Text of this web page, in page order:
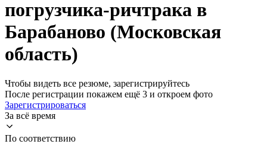
погрузчика-ричтрака в
Барабаново (Московская
область)
Чтобы видеть все резюме, зарегистрируйтесь
После регистрации покажем ещё 3 и откроем фото
Зарегистрироваться
За всё время
По соответствию